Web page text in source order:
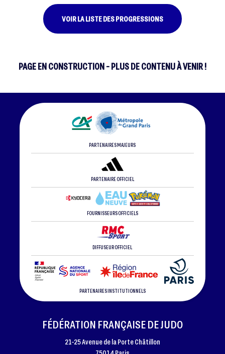
VOIR LA LISTE DES PROGRESSIONS
PAGE EN CONSTRUCTION - PLUS DE CONTENU À VENIR !
PARTENAIRES MAJEURS
PARTENAIRE OFFICIEL
FOURNISSEURS OFFICIELS
DIFFUSEUR OFFICIEL
PARTENAIRES INSTITUTIONNELS
FÉDÉRATION FRANÇAISE DE JUDO
21-25 Avenue de la Porte Châtillon